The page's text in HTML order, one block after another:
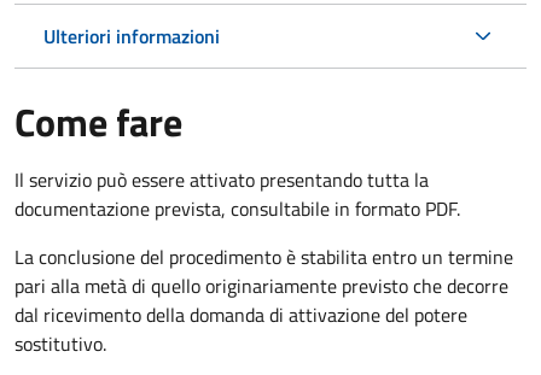
Ulteriori informazioni
Come fare
Il servizio può essere attivato presentando tutta la
documentazione prevista, consultabile in formato PDF.
La conclusione del procedimento è stabilita entro un termine
pari alla metà di quello originariamente previsto che decorre
dal ricevimento della domanda di attivazione del potere
sostitutivo.